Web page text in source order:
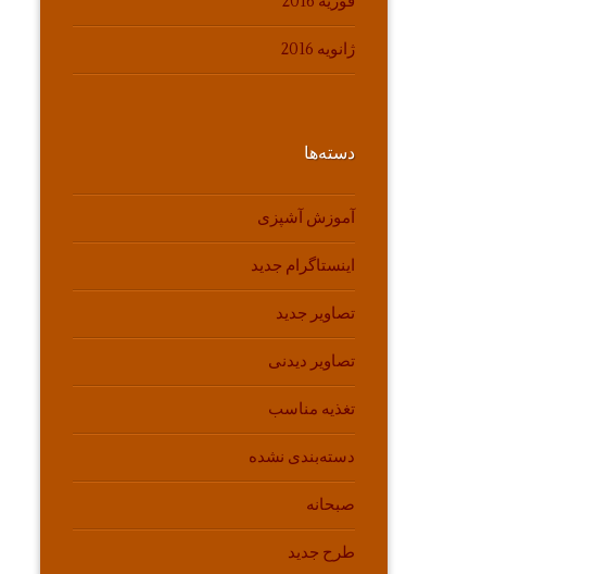
ژانویه 2016
دسته‌ها
آموزش آشپزی
اینستاگرام جدید
تصاویر جدید
تصاویر دیدنی
تغذیه مناسب
دسته‌بندی نشده
صبحانه
طرح جدید